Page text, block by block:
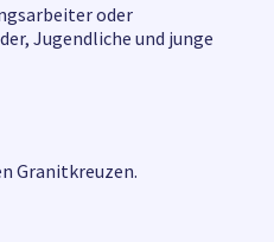
oder
Jugendliche und junge
Granitkreuzen.